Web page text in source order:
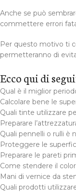
Anche se può
commettere errori
Per questo motivo ti
permetteranno di
Ecco qui di
Qual è il miglior
Calcolare bene le
Quali tinte utilizzare
Preparare
Quali pennelli o rulli è
Proteggere le
Preparare le pareti
Come stendere il
Mani di vernice da
Quali prodotti